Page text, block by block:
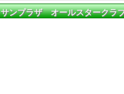
サンプラザ オールスタークラ
サンプラザ オールスタークラ